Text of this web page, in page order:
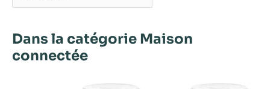
Dans la catégorie Maison
connectée